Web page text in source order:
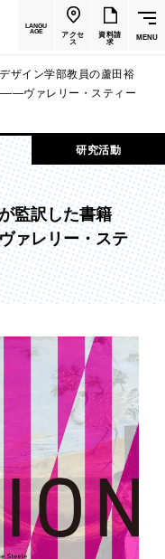
LANGU
AGE
アクセ
ス
資料請
求
MENU
デザイン学部教員の蘆田裕
ヴァレリー・スティー
研究活動
監訳した書籍
ァレリー・ステ